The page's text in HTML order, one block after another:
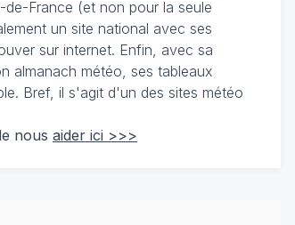
France (et non pour la seule
un site national avec ses
sur internet. Enfin, avec sa
almanach météo, ses tableaux
Bref, il s'agit d'un des sites météo
nous aider ici >>>